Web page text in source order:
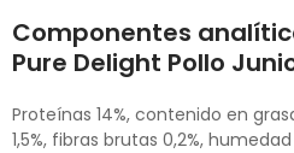
Componentes
Pure Delight Pollo
Proteínas 14%, contenido en
1,5%, fibras brutas 0,2%,